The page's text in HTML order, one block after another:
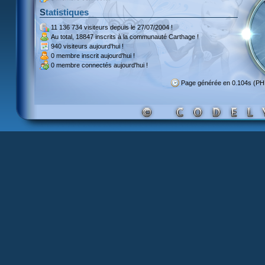
Statistiques
11 136 734 visiteursdepuis le 27/07/2004 !
Au total, 18847 inscritsà la communauté Carthage !
940 visiteurs aujourd'hui !
0 membre inscrit aujourd'hui !
0 membre connectés aujourd'hui !
Page générée en 0.104s